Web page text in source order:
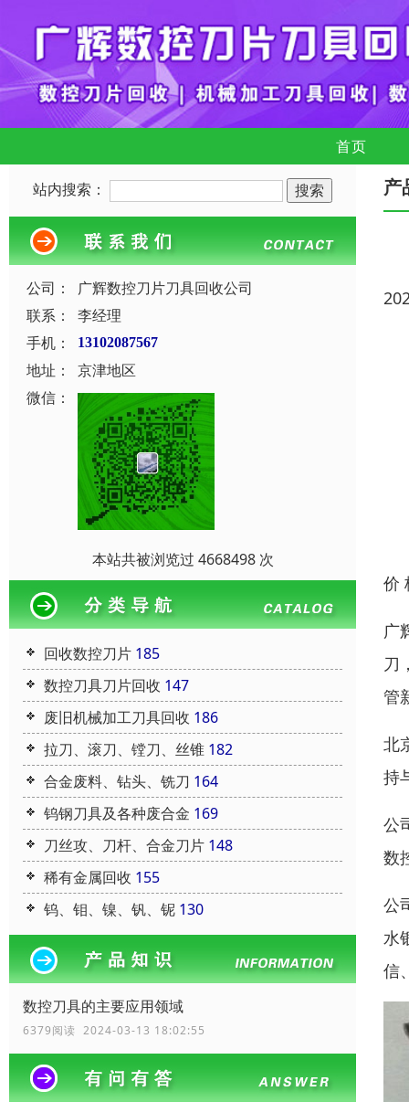
首页
站内搜索：
公司：
广辉数控刀片刀具回收公司
联系：
李经理
手机：
13102087567
地址：
京津地区
微信：
本站共被浏览过 4668498 次
回收数控刀片 185
数控刀具刀片回收 147
废旧机械加工刀具回收 186
拉刀、滚刀、镗刀、丝锥 182
合金废料、钻头、铣刀 164
钨钢刀具及各种废合金 169
刀丝攻、刀杆、合金刀片 148
稀有金属回收 155
钨、钼、镍、钒、铌 130
数控刀具的主要应用领域
6379阅读 2024-03-13 18:02:55
产
价
广
刀
管
北
持
公
数
公
水
信